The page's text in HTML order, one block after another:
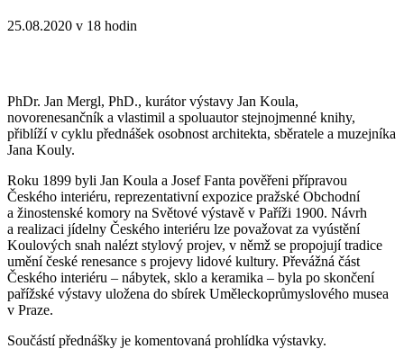
25.08.2020 v 18 hodin
PhDr. Jan Mergl, PhD., kurátor výstavy Jan Koula,
novorenesančník a vlastimil a spoluautor stejnojmenné knihy,
přiblíží v cyklu přednášek osobnost architekta, sběratele a muzejníka
Jana Kouly.
Roku 1899 byli Jan Koula a Josef Fanta pověřeni přípravou
Českého interiéru, reprezentativní expozice pražské Obchodní
a žinostenské komory na Světové výstavě v Paříži 1900. Návrh
a realizaci jídelny Českého interiéru lze považovat za vyústění
Koulových snah nalézt stylový projev, v němž se propojují tradice
umění české renesance s projevy lidové kultury. Převážná část
Českého interiéru – nábytek, sklo a keramika – byla po skončení
pařížské výstavy uložena do sbírek Uměleckoprůmyslového musea
v Praze.
Součástí přednášky je komentovaná prohlídka výstavky.